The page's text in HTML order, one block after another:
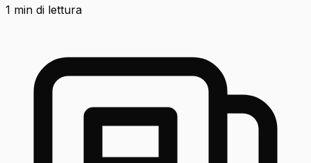
1 min di lettura